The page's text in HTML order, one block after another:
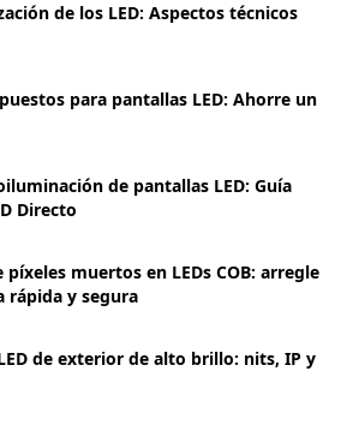
de los LED: Aspectos técnicos
para pantallas LED: Ahorre un
de pantallas LED: Guía
Directo
muertos en LEDs COB: arregle
rápida y segura
de exterior de alto brillo: nits, IP y